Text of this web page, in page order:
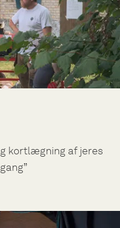
kortlægning af jeres